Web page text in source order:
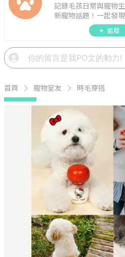
記錄毛孩日常與寵物
新寵物話題！一起發
追蹤
首頁 寵物室友 時毛穿搭